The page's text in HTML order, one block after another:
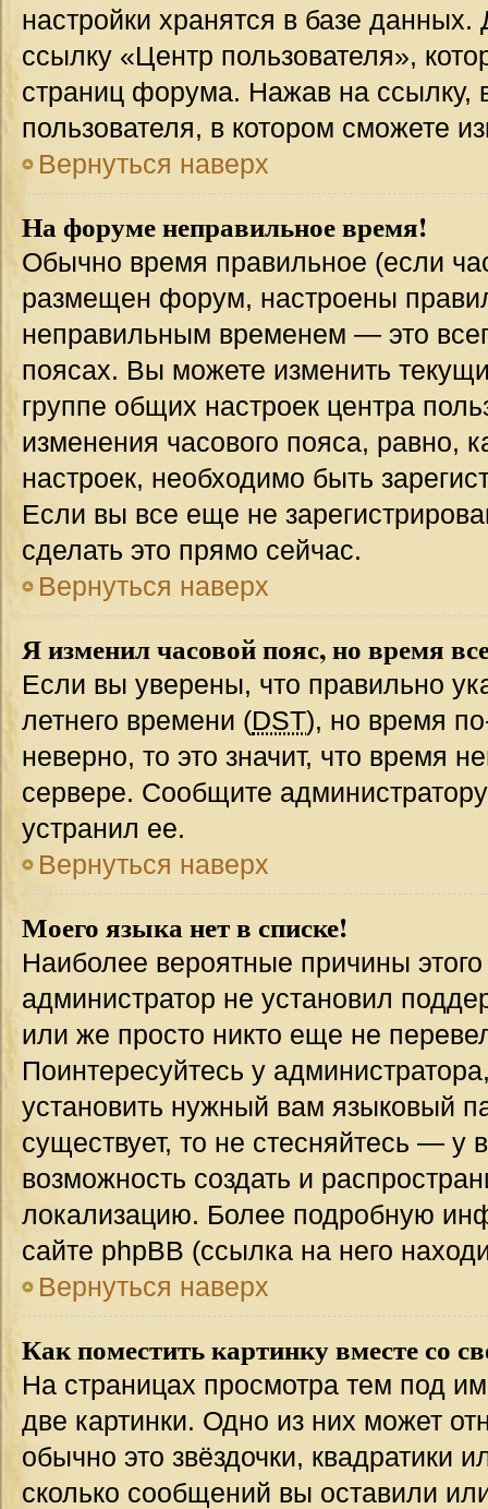
настройки хранятся в базе
ссылку «Центр пользователя»,
страниц форума. Нажав на ссылку,
пользователя, в котором сможете
Вернуться наверх
На форуме неправильное время!
Обычно время правильное (если
размещен форум, настроены
неправильным временем — это
поясах. Вы можете изменить
группе общих настроек центра
изменения часового пояса, равно,
настроек, необходимо быть
Если вы все еще не
сделать это прямо сейчас.
Вернуться наверх
Я изменил часовой пояс, но время
Если вы уверены, что правильно
летнего времени (DST), но время
неверно, то это значит, что время
сервере. Сообщите
устранил ее.
Вернуться наверх
Моего языка нет в списке!
Наиболее вероятные причины этого
администратор не установил
или же просто никто еще не
Поинтересуйтесь у
установить нужный вам языковый
существует, то не стесняйтесь — у
возможность создать и
локализацию. Более подробную
сайте phpBB (ссылка на него
Вернуться наверх
Как поместить картинку вместе со
На страницах просмотра тем под
две картинки. Одно из них может
обычно это звёздочки, квадратики
сколько сообщений вы оставили